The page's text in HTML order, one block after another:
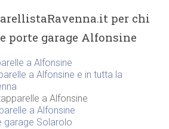
per chi
porte garage Alfonsine
a Alfonsine
a Alfonsine e in tutta la
a Alfonsine
a Alfonsine
garage Solarolo